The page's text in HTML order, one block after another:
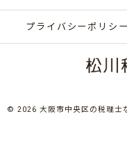
プライバシーポリシー
© 2026 大阪市中央区の税理士